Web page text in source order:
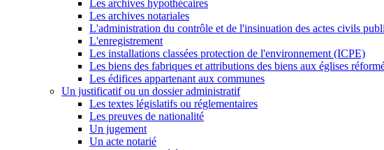
Les archives hypothécaires
Les archives notariales
L'administration du contrôle et de l'insinuation des actes civils
L'enregistrement
Les installations classées protection de l'environnement (ICPE)
Les biens des fabriques et attributions des biens aux églises
Les édifices appartenant aux communes
Un justificatif ou un dossier administratif
Les textes législatifs ou réglementaires
Les preuves de nationalité
Un jugement
Un acte notarié